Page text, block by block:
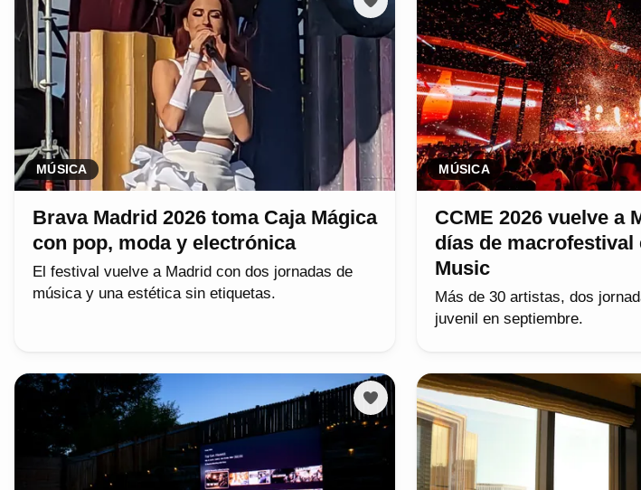
MÚSICA
Brava Madrid 2026 toma Caja Mágica
con pop, moda y electrónica
El festival vuelve a Madrid con dos jornadas de
música y una estética sin etiquetas.
MÚSICA
CCME 2026 vuelve a
días de macrofestival
Music
Más de 30 artistas, dos
juvenil en septiembre.